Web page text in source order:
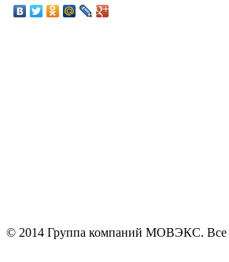
© 2014 Группа компаний МОВЭКС. Все